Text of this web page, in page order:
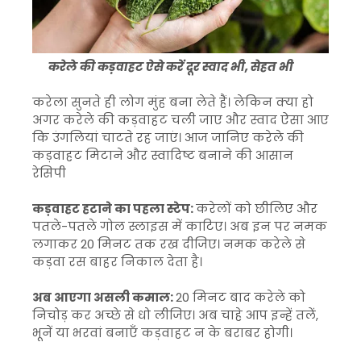
करेले की कड़वाहट ऐसे करें दूर स्वाद भी, सेहत भी
करेला सुनते ही लोग मुंह बना लेते हैं। लेकिन क्या हो
अगर करेले की कड़वाहट चली जाए और स्वाद ऐसा आए
कि उंगलियां चाटते रह जाएं। आज जानिए करेले की
कड़वाहट मिटाने और स्वादिष्ट बनाने की आसान
रेसिपी
कड़वाहट हटाने का पहला स्टेप:करेलों को छीलिए और
पतले-पतले गोल स्लाइस में काटिए। अब इन पर नमक
लगाकर 20 मिनट तक रख दीजिए। नमक करेले से
कड़वा रस बाहर निकाल देता है।
अब आएगा असली कमाल:20 मिनट बाद करेले को
निचोड़ कर अच्छे से धो लीजिए। अब चाहे आप इन्हें तलें,
भूनें या भरवां बनाएँ कड़वाहट न के बराबर होगी।